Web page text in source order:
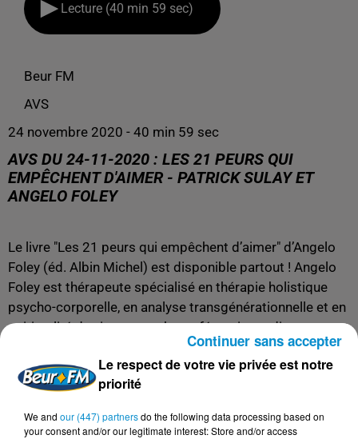
Lecture (40 min 59 sec)
Beur FM
AVS
24 novembre 2020 - 40 min 59 sec
AVS DU 24-11-2020 : LES 21 PEURS QUI
EMPÊCHENT D'AIMER - PATRICK SULAY ET
ANGELO FOLEY
Le livre "Les 21 peurs qui empêchent d’aimer" d’Angelo
Foley (éd. Albin Michel) est disponible partout ! Angelo
Foley est thérapeute spécialisé en thérapie holistique
psycho-corporelle, en analyse transgénérationnelle et en
spiritualité du vivant, coach, conférencier et directeur
artistique, créateur du compte Instagram et du podcast
"Balance Ta Peur" :https://angelofoley.com/.
Facebook :https://www.facebook.com/angelo.foley...
Instagram : angelo_foley / @blancetapeur Twitter :
Le respect de votre vie privée est notre
priorité
We and our (447) partnersdo the following data processing based on
your consent and/or our legitimate interest: Store and/or access
Continuer sans accepter